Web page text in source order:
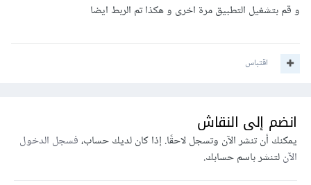
و قم بتشغيل التطبيق مرة اخرى و هكذا تم الربط ايضا
اقتباس
انضم إلى النقاش
يمكنك أن تنشر الآن وتسجل لاحقًا. إذا كان لديك حساب،فسجل الدخول
الآنلتنشر باسم حسابك.